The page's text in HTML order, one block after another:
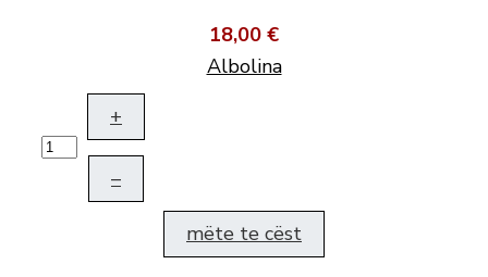
18,00 €
Albolina
+
–
mëte te cëst